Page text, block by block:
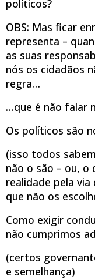
políticos?
OBS: Mas ficar
representa –
as suas
nós os cidadãos
regra…
…que é não falar
Os políticos são
(isso todos
não o são – ou, o
realidade pela
que não os
Como exigir
não cumprimos
(certos
e semelhança)